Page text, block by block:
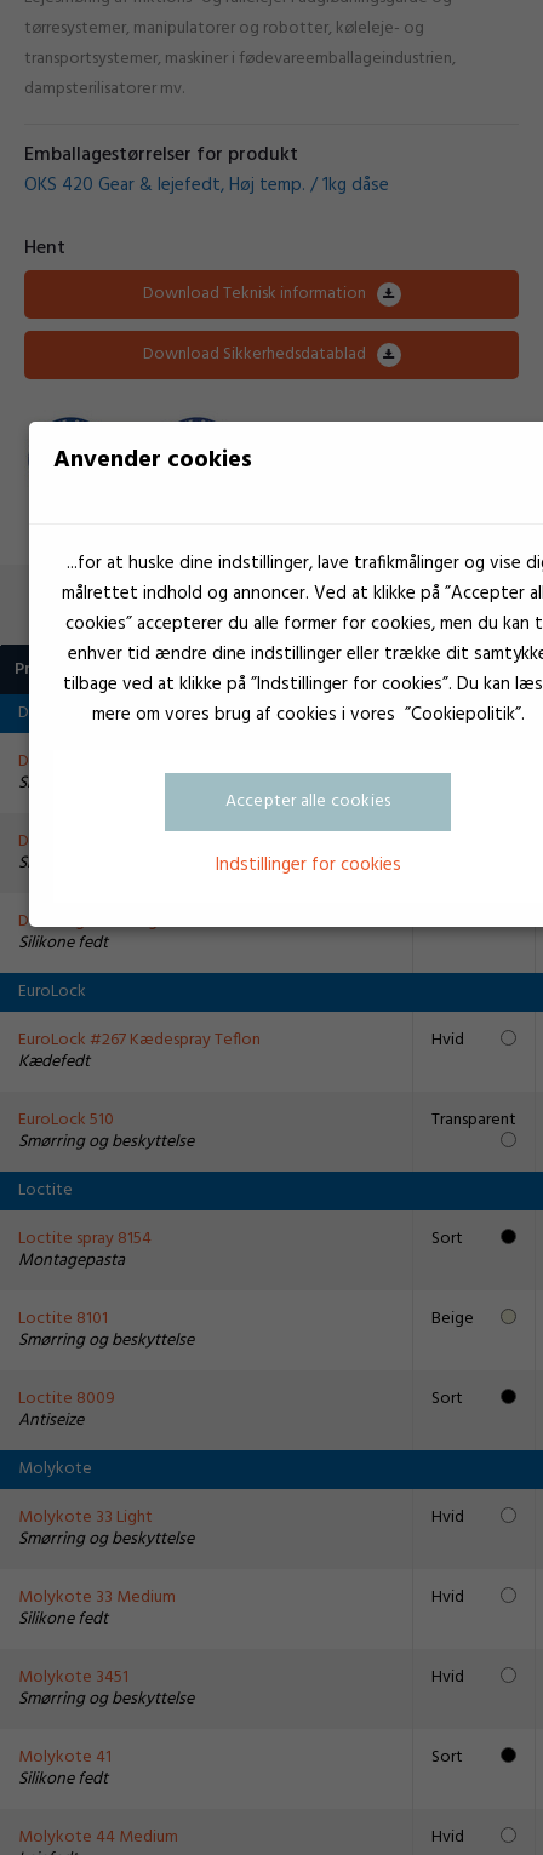
tørresystemer, manipulatorer og robotter, køleleje- og
transportsystemer, maskiner i fødevareemballageindustrien,
dampsterilisatorer mv.
Emballagestørrelser for produkt
OKS 420 Gear & lejefedt, Høj temp. / 1kg dåse
Hent
Download Teknisk information
Download Sikkerhedsdatablad
Flere produkter i samme kategori
Produkt
Dowcorning
Dow Corning heat Zink 340
Smørring og beskyttelse
DC4 - MS4 silikone compound
Silikone fedt
DOW High vacum grease
Silikone fedt
Hvid
EuroLock
EuroLock #267 Kædespray Teflon
Kædefedt
Hvid
EuroLock 510
Smørring og beskyttelse
Transparent
Loctite
Loctite spray 8154
Montagepasta
Sort
Loctite 8101
Smørring og beskyttelse
Beige
Loctite 8009
Antiseize
Sort
Molykote
Molykote 33 Light
Smørring og beskyttelse
Hvid
Molykote 33 Medium
Silikone fedt
Hvid
Molykote 3451
Smørring og beskyttelse
Hvid
Molykote 41
Silikone fedt
Sort
Molykote 44 Medium Hvid
Anvender cookies
...for at huske dine indstillinger, lave trafikmålinger og vise
målrettet indhold og annoncer. Ved at klikke på ”Accepter
cookies” accepterer du alle former for cookies, men du kan
enhver tid ændre dine indstillinger eller trække dit
tilbage ved at klikke på ”Indstillinger for cookies”. Du kan
mere om vores brug af cookies i vores ”Cookiepolitik”.
Accepter alle cookies
Indstillinger for cookies